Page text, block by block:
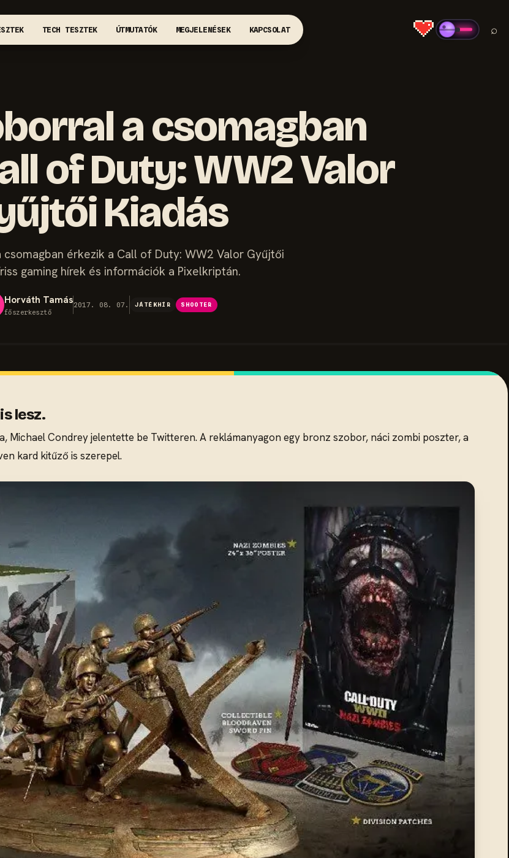
TECH TESZTEK ÚTMUTATÓK MEGJELENÉSEK KAPCSOLAT ⌕
a csomagban
of Duty: WW2 Valor
Kiadás
csomagban érkezik a Call of Duty: WW2 Valor Gyűjtői
gaming hírek és információk a Pixelkriptán.
Horváth Tamás
főszerkesztő
2017. 08. 07. JÁTÉKHÍR SHOOTER
lesz.
Michael Condrey jelentette be Twitteren. A reklámanyagon egy bronz szobor, náci zombi poszter, a
kard kitűző is szerepel.